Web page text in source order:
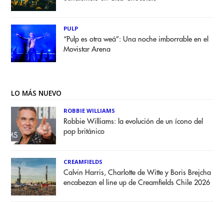
PULP
“Pulp es otra weá”: Una noche imborrable en el
Movistar Arena
LO MÁS NUEVO
ROBBIE WILLIAMS
Robbie Williams: la evolución de un ícono del
pop británico
CREAMFIELDS
Calvin Harris, Charlotte de Witte y Boris Brejcha
encabezan el line up de Creamfields Chile 2026